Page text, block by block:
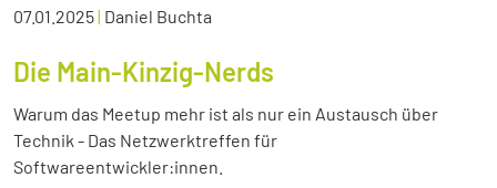
07.01.2025| Daniel Buchta
Die Main-Kinzig-Nerds
Warum das Meetup mehr ist als nur ein Austausch über
Technik - Das Netzwerktreffen für
Softwareentwickler:innen.